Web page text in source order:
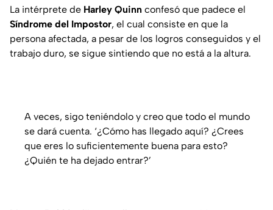
La intérprete de Harley Quinn confesó que padece el
Síndrome del Impostor, el cual consiste en que la
persona afectada, a pesar de los logros conseguidos y el
trabajo duro, se sigue sintiendo que no está a la altura.
A veces, sigo teniéndolo y creo que todo el mundo
se dará cuenta. ‘¿Cómo has llegado aquí? ¿Crees
que eres lo suficientemente buena para esto?
¿Quién te ha dejado entrar?’